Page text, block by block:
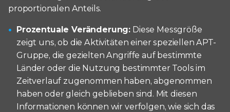
proportionalen Anteils.
Prozentuale Veränderung: Diese Messgröße
zeigt uns, ob die Aktivitäten einer speziellen APT-
Gruppe, die gezielten Angriffe auf bestimmte
Länder oder die Nutzung bestimmter Tools im
Zeitverlauf zugenommen haben, abgenommen
haben oder gleich geblieben sind. Mit diesen
Informationen können wir verfolgen, wie sich das